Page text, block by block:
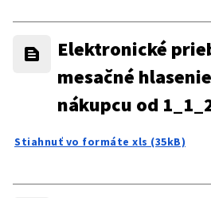
Elektronické
mesačné hlasenie
nákupcu od
Stiahnuť vo formáte xls (35kB)